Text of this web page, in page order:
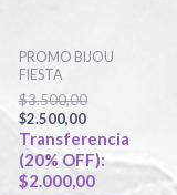
PROMO BIJOU
FIESTA
$3.500,00
$2.500,00
Transferencia
(20% OFF):
$2.000,00